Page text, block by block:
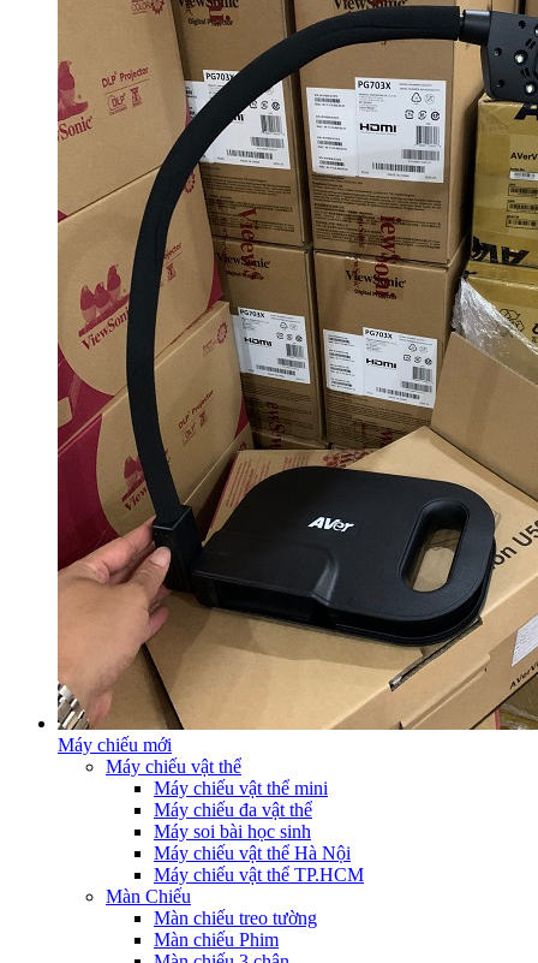
Máy chiếu mới
Máy chiếu vật thể
Máy chiếu vật thể mini
Máy chiếu đa vật thể
Máy soi bài học sinh
Máy chiếu vật thể Hà Nội
Máy chiếu vật thể TP.HCM
Màn Chiếu
Màn chiếu treo tường
Màn chiếu Phim